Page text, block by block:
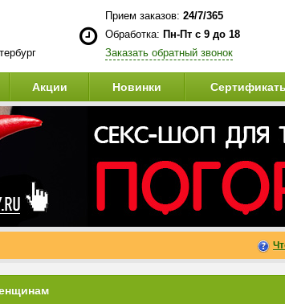
Прием заказов: 24/7/365
Обработка: Пн-Пт с 9 до 18
Заказать обратный звонок
Акции Новинки